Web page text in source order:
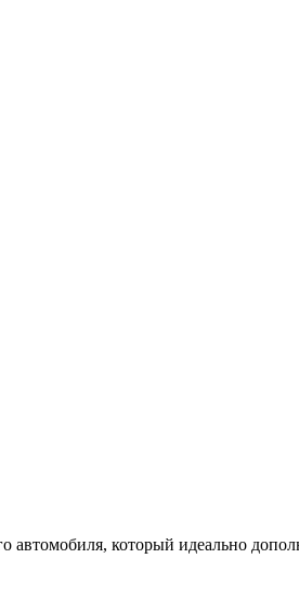
автомобиля, который идеально